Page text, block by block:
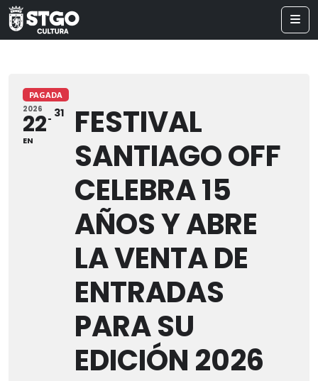
PAGADA
2026
22
EN
31
FESTIVAL
SANTIAGO OFF
CELEBRA 15
AÑOS Y ABRE
LA VENTA DE
ENTRADAS
PARA SU
EDICIÓN 2026